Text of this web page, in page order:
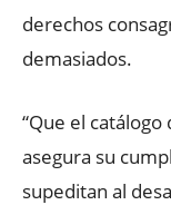
derechos
demasiados.
“Que el
asegura su
supeditan al